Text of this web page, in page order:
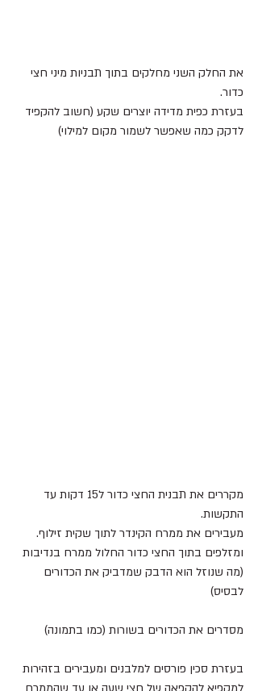
את החלק השני מחלקים בתוך תבניות מיני חצי
כדור.
בעזרת כפית מדידה יוצרים שקע (חשוב להקפיד
לדקק כמה שאפשר לשמור מקום למילוי)
מקררים את תבנית החצי כדור ל15 דקות עד
התקשות.
מעבירים את ממרח הקינדר לתוך שקית זילוף.
ומזלפים בתוך החצי כדור החלול ממרח בנדיבות
(מה שנוזל הוא הדבק שמדביק את הכדורים
לבסיס)
מסדרים את הכדורים בשורות (כמו בתמונה)
בעזרת סכין פורסים למלבנים ומעבירים בזהירות
למקפיא להקפאה של חצי שעה או עד שהממרח